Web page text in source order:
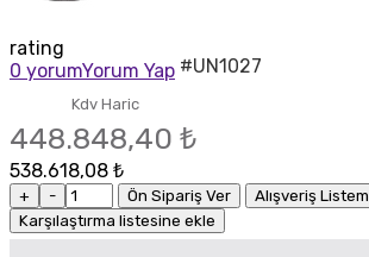
rating
0 yorumYorum Yap #UN1027
Kdv Haric
448.848,40 ₺
538.618,08 ₺
+ - Ön Sipariş Ver
Alışveriş
Karşılaştırma listesine ekle